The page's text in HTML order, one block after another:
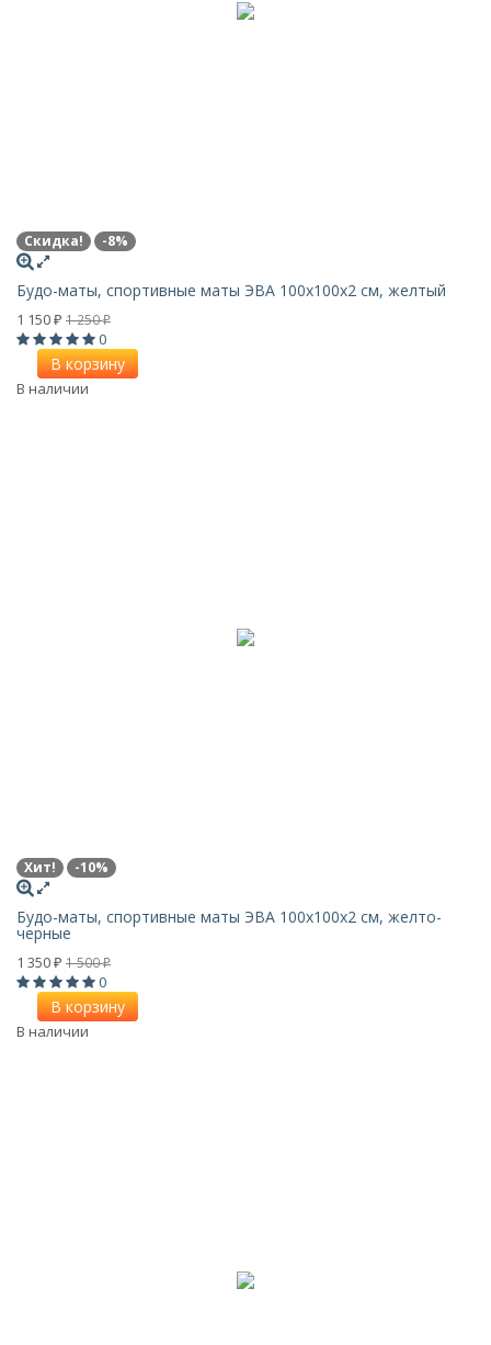
Скидка! -8%
Будо-маты, спортивные маты ЭВА 100х100x2 см, желтый
1 150 ₽ 1 250₽
0
В корзину
В наличии
Хит! -10%
Будо-маты, спортивные маты ЭВА 100х100x2 см, желто-
черные
1 350 ₽ 1 500₽
0
В корзину
В наличии